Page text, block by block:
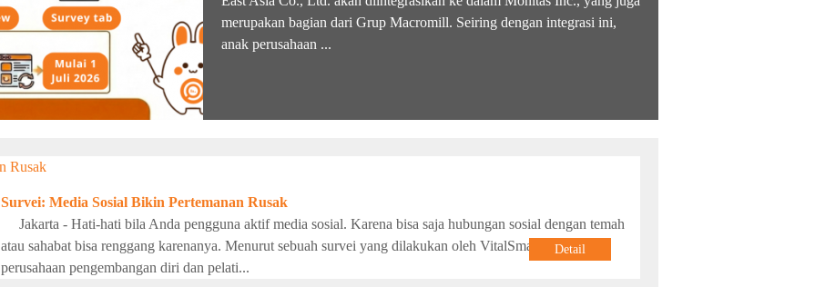
merupakan bagian dari Grup Macromill. Seiring dengan integrasi ini,
anak perusahaan ...
Survei: Media Sosial Bikin Pertemanan Rusak
Jakarta - Hati-hati bila Anda pengguna aktif media sosial. Karena bisa saja hubungan sosial dengan temah
atau sahabat bisa renggang karenanya. Menurut sebuah survei yang dilakukan oleh VitalSmart, sebuah
perusahaan pengembangan diri dan pelati...
Detail